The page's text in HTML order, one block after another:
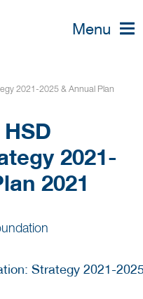
Menu
2021-2025 & Annual Plan
2021-
2021